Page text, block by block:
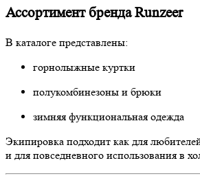
Ассортимент бренда Runzeer
В каталоге представлены:
горнолыжные куртки
полукомбинезоны и брюки
зимняя функциональная одежда
Экипировка подходит как для
и для повседневного использования в